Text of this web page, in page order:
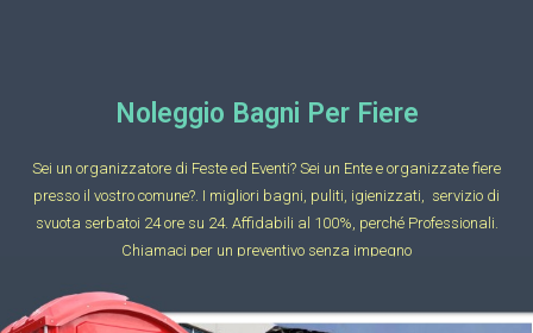
Noleggio Bagni Per Fiere
Sei un organizzatore di Feste ed Eventi? Sei un Ente e organizzate fiere
presso il vostro comune?. I migliori bagni, puliti, igienizzati, servizio di
svuota serbatoi 24 ore su 24. Affidabili al 100%, perché Professionali.
Chiamaci per un preventivo senza impegno